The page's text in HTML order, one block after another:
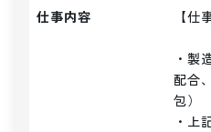
仕事内容
【仕
・製
配合
包）
・上